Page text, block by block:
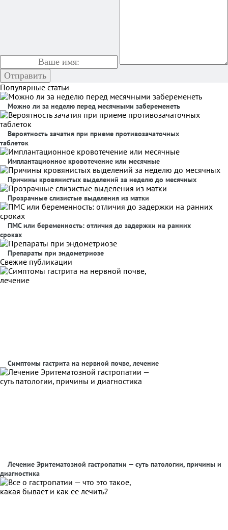
Популярные статьи
Можно ли за неделю перед месячными забеременеть
Вероятность зачатия при приеме противозачаточных
таблеток
Имплантационное кровотечение или месячные
Причины кровянистых выделений за неделю до месячных
Прозрачные слизистые выделения из матки
ПМС или беременность: отличия до задержки на ранних
сроках
Препараты при эндометриозе
Свежие публикации
Симптомы гастрита на нервной почве, лечение
Лечение Эритематозной гастропатии — суть патологии, причины и
диагностика